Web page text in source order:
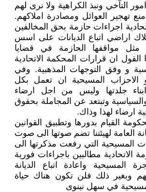
التآخي ونبذ الكراهية ولا نرى لهم
تهجير العوائل ومصادرة املاكهم.
اجراءات حازمة بحق المخالفين
اراضي اتباع الديانات على اسس
مثل مواقفها الحازمة في قضايا
القول ان قرارات المحكمة الاتحادية
و وفق التوجهات المذهبية. وفي
المسيحية ان تعمل بكل
جلدتها وليس من اجل ارضاء
والسياسية وتبتعد عن المجاملة بحقوق
ارضاء لهذا وذاك.
القيام بدورها وتطبيق القوانين
العامة لهيئتنا تضم صوتها الى صوت
المسيحية التي رفعت مذكرتها الى
الاتحادية مطالبين باجراءات فورية
المسيحية واعادة اتباع الديانة
وبغير ذلك فلن تكون هناك حياة
في سهل نينوى